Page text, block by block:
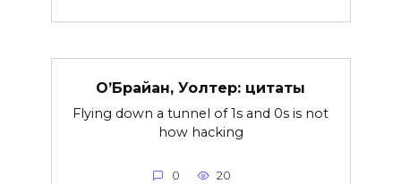
О’Брайан, Уолтер: цитаты
Flying down a tunnel of 1s and 0s is not
how hacking
0 20